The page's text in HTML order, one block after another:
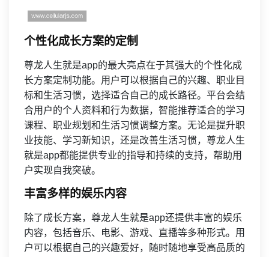
个性化成长方案的定制
尊龙人生就是app的最大亮点在于其强大的个性化成
长方案定制功能。用户可以根据自己的兴趣、职业目
标和生活习惯，选择适合自己的成长路径。平台会结
合用户的个人资料和行为数据，智能推荐适合的学习
课程、职业规划和生活习惯调整方案。无论是提升职
业技能、学习新知识，还是改善生活习惯，尊龙人生
就是app都能提供专业的指导和持续的支持，帮助用
户实现自我突破。
丰富多样的娱乐内容
除了成长方案，尊龙人生就是app还提供丰富的娱乐
内容，包括音乐、电影、游戏、直播等多种形式。用
户可以根据自己的兴趣爱好，随时随地享受高品质的